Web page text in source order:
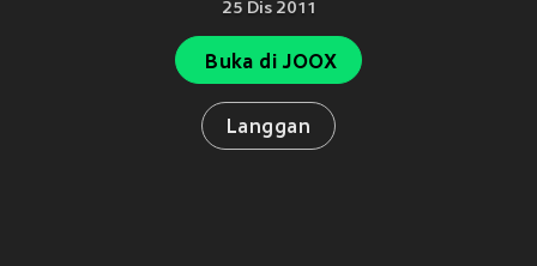
25 Dis 2011
Buka di JOOX
Langgan